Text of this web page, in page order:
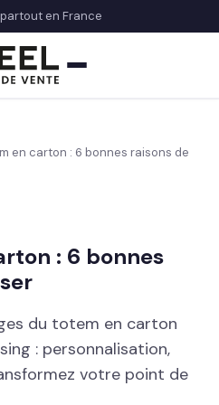
en France
en carton : 6 bonnes raisons de
: 6 bonnes
du totem en carton
: personnalisation,
votre point de